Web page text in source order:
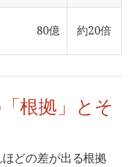
80億 約20倍
根拠」とそ
どの差が出る根拠